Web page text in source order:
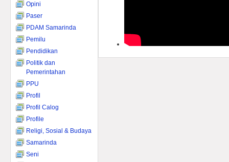
Opini
Paser
PDAM Samarinda
Pemilu
Pendidikan
Politik dan
Pemerintahan
PPU
Profil
Profil Calog
Profile
Religi, Sosial & Budaya
Samarinda
Seni